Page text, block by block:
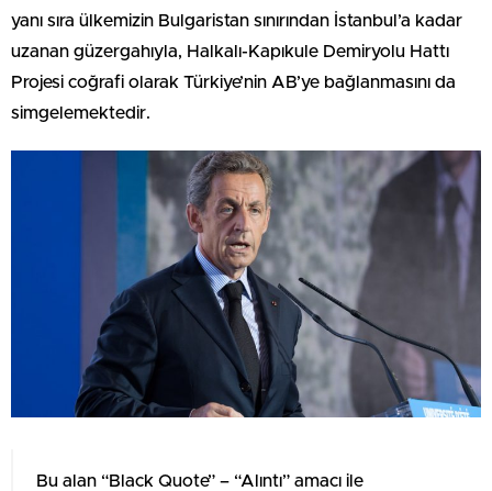
yanı sıra ülkemizin Bulgaristan sınırından İstanbul’a kadar
uzanan güzergahıyla, Halkalı-Kapıkule Demiryolu Hattı
Projesi coğrafi olarak Türkiye’nin AB’ye bağlanmasını da
simgelemektedir.
Bu alan “Black Quote” – “Alıntı” amacı ile